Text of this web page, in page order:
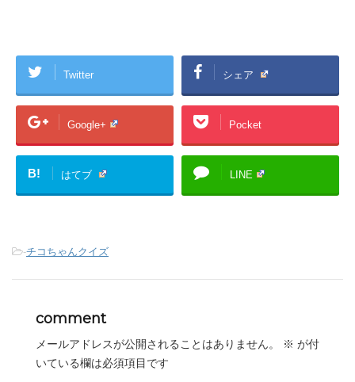
Twitter シェア
Google+ Pocket
B! はてブ LINE
-チコちゃんクイズ
comment
メールアドレスが公開されることはありません。 ※ が付
いている欄は必須項目です